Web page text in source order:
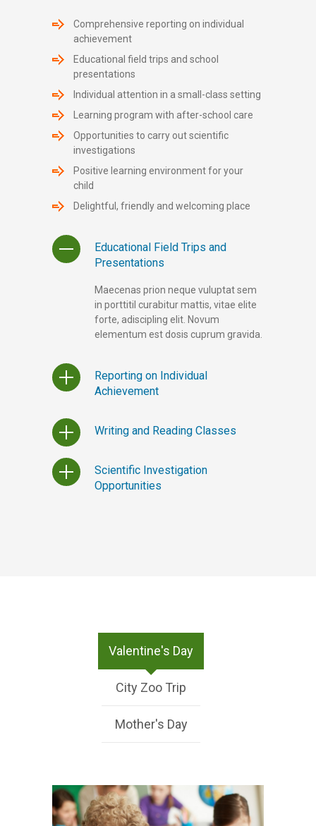
Comprehensive reporting on individual
achievement
Educational field trips and school
presentations
Individual attention in a small-class setting
Learning program with after-school care
Opportunities to carry out scientific
investigations
Positive learning environment for your
child
Delightful, friendly and welcoming place
Educational Field Trips and
Presentations
Maecenas prion neque vuluptat sem
in porttitil curabitur mattis, vitae elite
forte, adiscipling elit. Novum
elementum est dosis cuprum gravida.
Reporting on Individual
Achievement
Writing and Reading Classes
Scientific Investigation
Opportunities
Valentine's Day
City Zoo Trip
Mother's Day